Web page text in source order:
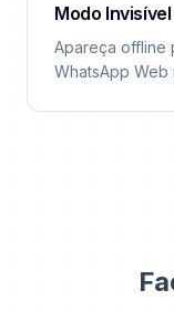
Modo Invisível
Apareça offline
WhatsApp Web